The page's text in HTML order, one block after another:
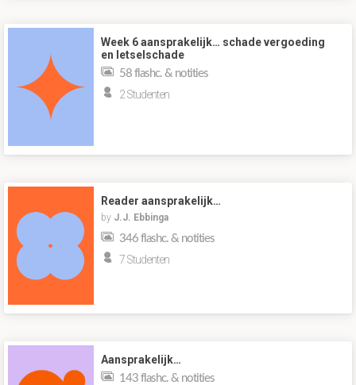
Week 6 aansprakelijk… schade vergoeding
en letselschade
58 flashc. & notities
2 Studenten
Reader aansprakelijk…
by J.J. Ebbinga
346 flashc. & notities
7 Studenten
Aansprakelijk…
143 flashc. & notities